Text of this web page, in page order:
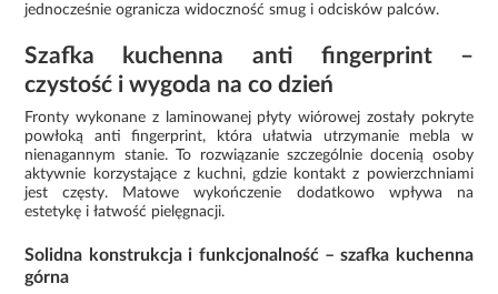
jednocześnie ogranicza widoczność smug i odcisków palców.
Szafka kuchenna anti fingerprint –
czystość i wygoda na co dzień
Fronty wykonane z laminowanej płyty wiórowej zostały pokryte
powłoką anti fingerprint, która ułatwia utrzymanie mebla w
nienagannym stanie. To rozwiązanie szczególnie docenią osoby
aktywnie korzystające z kuchni, gdzie kontakt z powierzchniami
jest częsty. Matowe wykończenie dodatkowo wpływa na
estetykę i łatwość pielęgnacji.
Solidna konstrukcja i funkcjonalność – szafka kuchenna
górna